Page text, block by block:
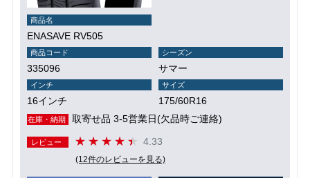
商品名
ENASAVE RV505
商品コード
335096
シーズン
サマー
インチ
16インチ
サイズ
175/60R16
在庫・納期 取寄せ品 3-5営業日(欠品時ご連絡)
レビュー 4.33
(12件のレビューを見る)